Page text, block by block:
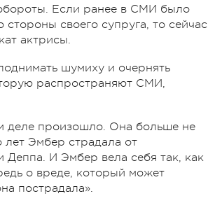
Если ранее в СМИ было
своего супруга, то сейчас
актрисы.
шумиху и очернять
распространяют СМИ,
деле произошло. Она больше не
Эмбер страдала от
Деппа. И Эмбер вела себя так, как
о вреде, который может
пострадала».